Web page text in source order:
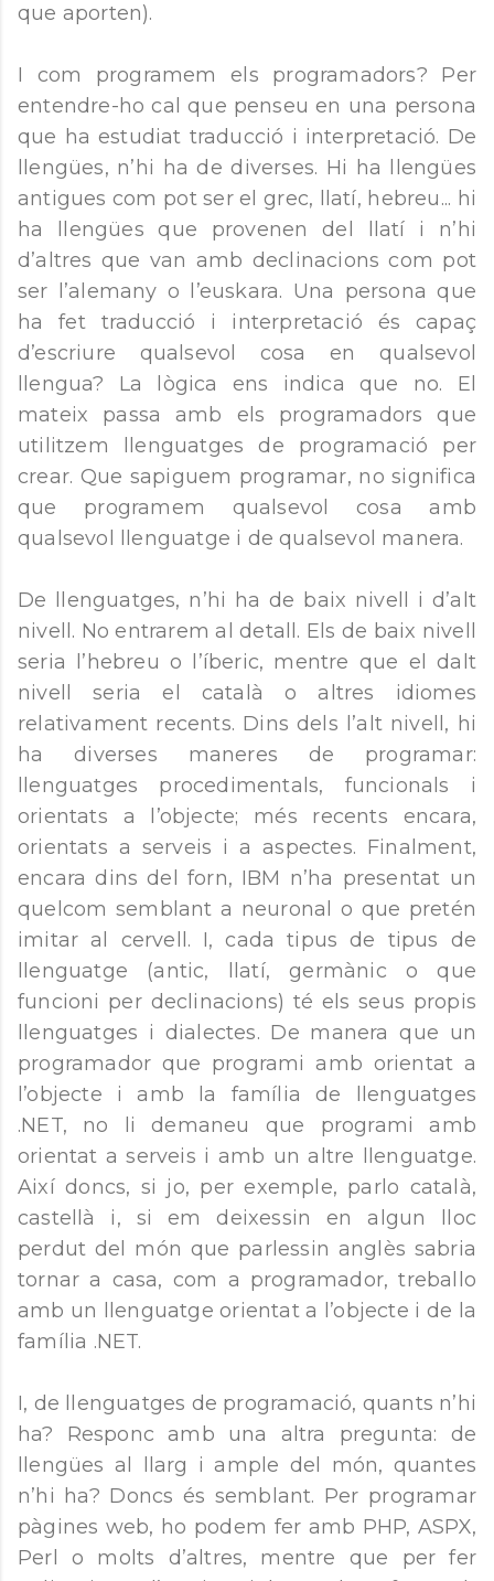
que aporten).
I com programem els programadors? Per
entendre-ho cal que penseu en una persona
que ha estudiat traducció i interpretació. De
llengües, n’hi ha de diverses. Hi ha llengües
antigues com pot ser el grec, llatí, hebreu... hi
ha llengües que provenen del llatí i n’hi
d’altres que van amb declinacions com pot
ser l’alemany o l’euskara. Una persona que
ha fet traducció i interpretació és capaç
d’escriure qualsevol cosa en qualsevol
llengua? La lògica ens indica que no. El
mateix passa amb els programadors que
utilitzem llenguatges de programació per
crear. Que sapiguem programar, no significa
que programem qualsevol cosa amb
qualsevol llenguatge i de qualsevol manera.
De llenguatges, n’hi ha de baix nivell i d’alt
nivell. No entrarem al detall. Els de baix nivell
seria l’hebreu o l’íberic, mentre que el dalt
nivell seria el català o altres idiomes
relativament recents. Dins dels l’alt nivell, hi
ha diverses maneres de programar:
llenguatges procedimentals, funcionals i
orientats a l’objecte; més recents encara,
orientats a serveis i a aspectes. Finalment,
encara dins del forn, IBM n’ha presentat un
quelcom semblant a neuronal o que pretén
imitar al cervell. I, cada tipus de tipus de
llenguatge (antic, llatí, germànic o que
funcioni per declinacions) té els seus propis
llenguatges i dialectes. De manera que un
programador que programi amb orientat a
l’objecte i amb la família de llenguatges
.NET, no li demaneu que programi amb
orientat a serveis i amb un altre llenguatge.
Així doncs, si jo, per exemple, parlo català,
castellà i, si em deixessin en algun lloc
perdut del món que parlessin anglès sabria
tornar a casa, com a programador, treballo
amb un llenguatge orientat a l’objecte i de la
família .NET.
I, de llenguatges de programació, quants n’hi
ha? Responc amb una altra pregunta: de
llengües al llarg i ample del món, quantes
n’hi ha? Doncs és semblant. Per programar
pàgines web, ho podem fer amb PHP, ASPX,
Perl o molts d’altres, mentre que per fer